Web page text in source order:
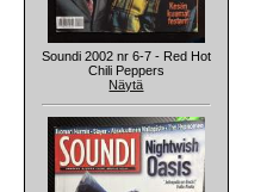
Soundi 2002 nr 6-7 - Red Hot
Chili Peppers
Näytä